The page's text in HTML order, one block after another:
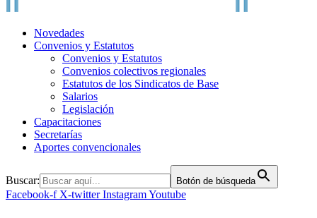
Novedades
Convenios y Estatutos
Convenios y Estatutos
Convenios colectivos regionales
Estatutos de los Sindicatos de Base
Salarios
Legislación
Capacitaciones
Secretarías
Aportes convencionales
Buscar: Botón de búsqueda
Facebook-f X-twitter InstagramYoutube